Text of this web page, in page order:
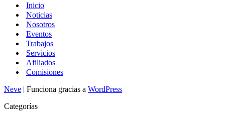
Inicio
Noticias
Nosotros
Eventos
Trabajos
Servicios
Afiliados
Comisiones
Neve | Funciona gracias a WordPress
Categorías